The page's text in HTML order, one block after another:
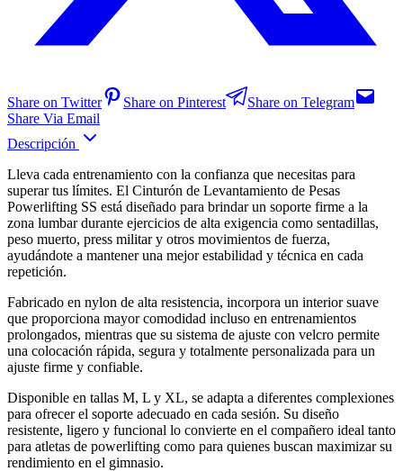
Share on Twitter Share on Pinterest
Share on Telegram
Share Via Email
Descripción
Lleva cada entrenamiento con la confianza que necesitas para
superar tus límites. El Cinturón de Levantamiento de Pesas
Powerlifting SS está diseñado para brindar un soporte firme a la
zona lumbar durante ejercicios de alta exigencia como sentadillas,
peso muerto, press militar y otros movimientos de fuerza,
ayudándote a mantener una mejor estabilidad y técnica en cada
repetición.
Fabricado en nylon de alta resistencia, incorpora un interior suave
que proporciona mayor comodidad incluso en entrenamientos
prolongados, mientras que su sistema de ajuste con velcro permite
una colocación rápida, segura y totalmente personalizada para un
ajuste firme y confiable.
Disponible en tallas M, L y XL, se adapta a diferentes complexiones
para ofrecer el soporte adecuado en cada sesión. Su diseño
resistente, ligero y funcional lo convierte en el compañero ideal tanto
para atletas de powerlifting como para quienes buscan maximizar su
rendimiento en el gimnasio.